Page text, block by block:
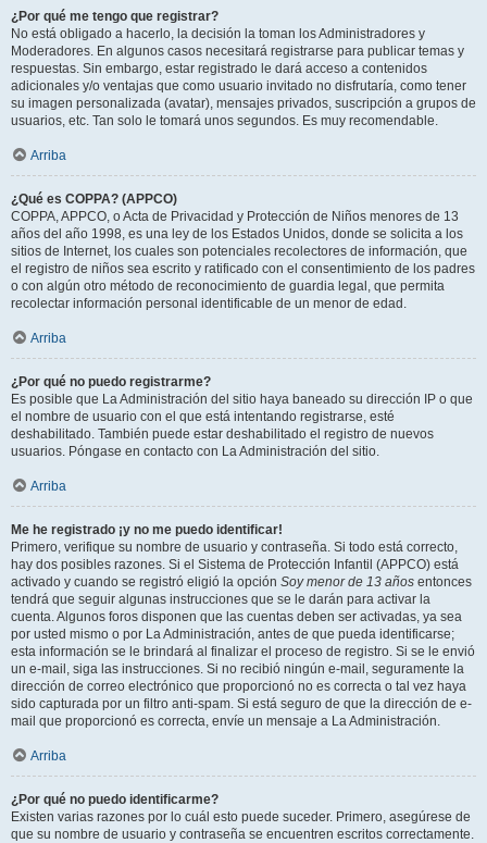
¿Por qué me tengo que registrar?
No está obligado a hacerlo, la decisión la toman los Administradores y
Moderadores. En algunos casos necesitará registrarse para publicar temas y
respuestas. Sin embargo, estar registrado le dará acceso a contenidos
adicionales y/o ventajas que como usuario invitado no disfrutaría, como tener
su imagen personalizada (avatar), mensajes privados, suscripción a grupos de
usuarios, etc. Tan solo le tomará unos segundos. Es muy recomendable.
Arriba
¿Qué es COPPA? (APPCO)
COPPA, APPCO, o Acta de Privacidad y Protección de Niños menores de 13
años del año 1998, es una ley de los Estados Unidos, donde se solicita a los
sitios de Internet, los cuales son potenciales recolectores de información, que
el registro de niños sea escrito y ratificado con el consentimiento de los padres
o con algún otro método de reconocimiento de guardia legal, que permita
recolectar información personal identificable de un menor de edad.
Arriba
¿Por qué no puedo registrarme?
Es posible que La Administración del sitio haya baneado su dirección IP o que
el nombre de usuario con el que está intentando registrarse, esté
deshabilitado. También puede estar deshabilitado el registro de nuevos
usuarios. Póngase en contacto con La Administración del sitio.
Arriba
Me he registrado ¡y no me puedo identificar!
Primero, verifique su nombre de usuario y contraseña. Si todo está correcto,
hay dos posibles razones. Si el Sistema de Protección Infantil (APPCO) está
activado y cuando se registró eligió la opción Soy menor de 13 años entonces
tendrá que seguir algunas instrucciones que se le darán para activar la
cuenta. Algunos foros disponen que las cuentas deben ser activadas, ya sea
por usted mismo o por La Administración, antes de que pueda identificarse;
esta información se le brindará al finalizar el proceso de registro. Si se le envió
un e-mail, siga las instrucciones. Si no recibió ningún e-mail, seguramente la
dirección de correo electrónico que proporcionó no es correcta o tal vez haya
sido capturada por un filtro anti-spam. Si está seguro de que la dirección de e-
mail que proporcionó es correcta, envíe un mensaje a La Administración.
Arriba
¿Por qué no puedo identificarme?
Existen varias razones por lo cuál esto puede suceder. Primero, asegúrese de
que su nombre de usuario y contraseña se encuentren escritos correctamente.